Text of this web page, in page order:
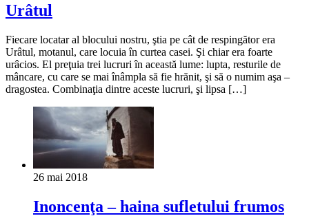
Urâtul
Fiecare locatar al blocului nostru, ştia pe cât de respingător era
Urâtul, motanul, care locuia în curtea casei. Şi chiar era foarte
urâcios. El preţuia trei lucruri în această lume: lupta, resturile de
mâncare, cu care se mai înâmpla să fie hrănit, şi să o numim aşa –
dragostea. Combinaţia dintre aceste lucruri, şi lipsa […]
26 mai 2018
Inoncenţa – haina sufletului frumos